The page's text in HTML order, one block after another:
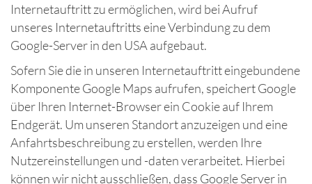
Internetauftritt zu ermöglichen, wird bei Aufruf
unseres Internetauftritts eine Verbindung zu dem
Google-Server in den USA aufgebaut.
Sofern Sie die in unseren Internetauftritt eingebundene
Komponente Google Maps aufrufen, speichert Google
über Ihren Internet-Browser ein Cookie auf Ihrem
Endgerät. Um unseren Standort anzuzeigen und eine
Anfahrtsbeschreibung zu erstellen, werden Ihre
Nutzereinstellungen und -daten verarbeitet. Hierbei
können wir nicht ausschließen, dass Google Server in